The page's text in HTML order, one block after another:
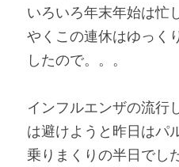
いろいろ年末年始は忙
やくこの連休はゆっく
したので。。。
インフルエンザの流行
は避けようと昨日はパ
乗りまくりの半日でし